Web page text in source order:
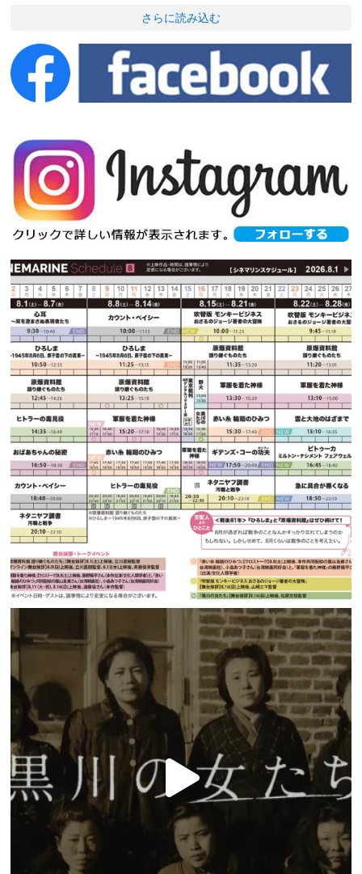
さらに読み込む